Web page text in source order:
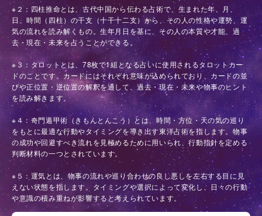
※２：四柱推命とは、古代中国から伝わる占術で、生まれた年、月、
日、時間（四柱）の干支（十干十二支）から、その人の性格や運勢、運
気の流れを読み解くもの。生年月日を基に、その人の本質や才能、過
去・現在・未来を占うことができる。
※３：タロットとは、78枚で1組となる占いに使用されるタロットカー
ドのことです。カードにはそれぞれ意味が込められており、カードの並
びや正位置・逆位置の解釈を通して、過去・現在・未来や物事のヒント
を読み解きます。
※４：奇門遁甲術（きもんとんこう）とは、時間・方位・天の気の巡り
をもとに最適な行動やタイミングを導き出す東洋占術を指します。物事
の成功や回避すべき流れを見極めるために用いられ、行動指針を定める
判断材料の一つとされています。
※５：運気とは、物事の流れや巡り合わせの良し悪しを左右する目に見
えない状態を指します。タイミングや選択によって変化し、日々の行動
や意識の積み重ねが影響すると考えられています。